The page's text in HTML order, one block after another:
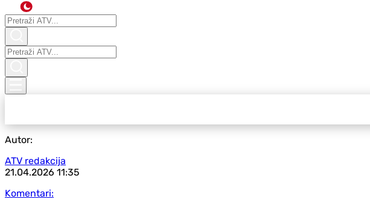
Autor:
ATV redakcija
21.04.2026 11:35
Komentari: